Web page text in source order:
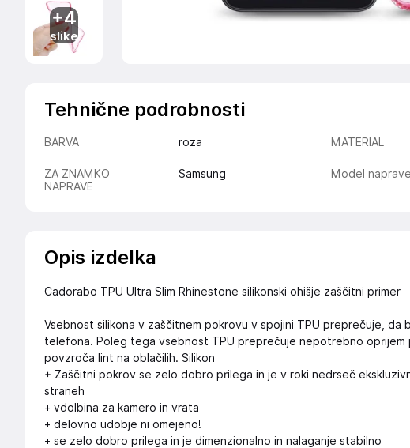
+4
slike
Tehnične podrobnosti
BARVA roza MATERIAL
ZA ZNAMKO
NAPRAVE
Samsung Model naprave
Opis izdelka
Cadorabo TPU Ultra Slim Rhinestone silikonski ohišje zaščitni primer
Vsebnost silikona v zaščitnem pokrovu v spojini TPU preprečuje, da
telefona. Poleg tega vsebnost TPU preprečuje nepotrebno oprijem
povzroča lint na oblačilih. Silikon
+ Zaščitni pokrov se zelo dobro prilega in je v roki nedrseč
straneh
+ vdolbina za kamero in vrata
+ delovno udobje ni omejeno!
+ se zelo dobro prilega in je dimenzionalno in nalaganje stabilno